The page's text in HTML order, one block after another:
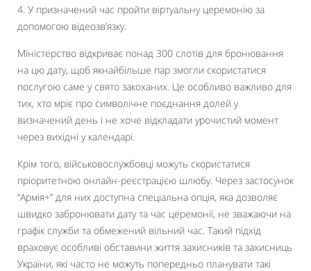
4. У призначений час пройти віртуальну церемонію за
допомогою відеозв’язку.
Міністерство відкриває понад 300 слотів для бронювання
на цю дату, щоб якнайбільше пар змогли скористатися
послугою саме у свято закоханих. Це особливо важливо для
тих, хто мріє про символічне поєднання долей у
визначений день і не хоче відкладати урочистий момент
через вихідні у календарі.
Крім того, військовослужбовці можуть скористатися
пріоритетною онлайн-реєстрацією шлюбу. Через застосунок
“Армія+” для них доступна спеціальна опція, яка дозволяє
швидко забронювати дату та час церемонії, не зважаючи на
графік служби та обмежений вільний час. Такий підхід
враховує особливі обставини життя захисників та захисниць
України, які часто не можуть попередньо планувати такі